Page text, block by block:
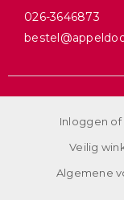
026-3646873
Inloggen
Veilig
Algemene